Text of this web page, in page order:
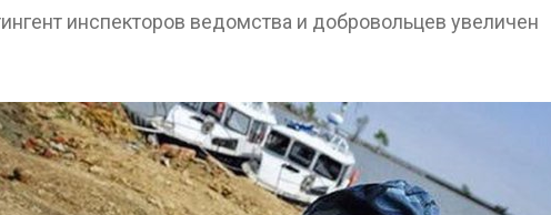
инспекторов ведомства и добровольцев увеличен
России по итогам 2025
года
сразу несколько
регионов столкнулись с
экстремальными
природными явлениями
Авг 7, 2026
сырьё
Авг 8, 2026